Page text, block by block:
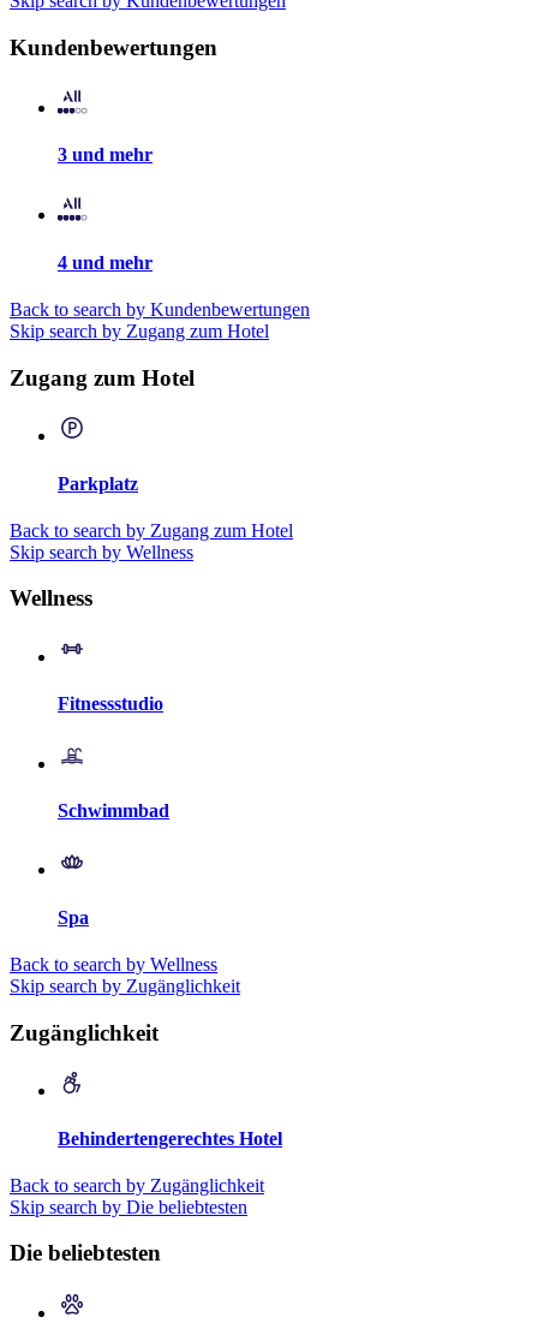
Kundenbewertungen
3 und mehr
4 und mehr
Back to search by Kundenbewertungen
Skip search by Zugang zum Hotel
Zugang zum Hotel
Parkplatz
Back to search by Zugang zum Hotel
Skip search by Wellness
Wellness
Fitnessstudio
Schwimmbad
Spa
Back to search by Wellness
Skip search by Zugänglichkeit
Zugänglichkeit
Behindertengerechtes Hotel
Back to search by Zugänglichkeit
Skip search by Die beliebtesten
Die beliebtesten